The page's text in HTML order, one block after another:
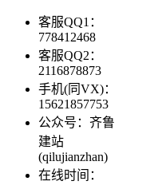
客服QQ1：
778412468
客服QQ2：
2116878873
手机(同VX)：
15621857753
公众号：齐鲁
建站
(qilujianzhan)
在线时间：